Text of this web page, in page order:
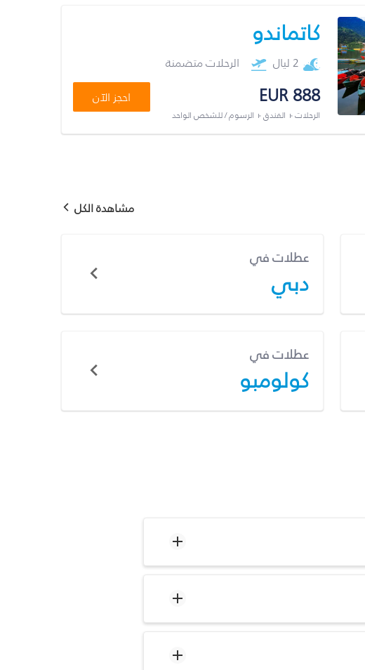
كاتماندو
2 ليال الرحلات متضمنة
EUR 888
الرحلات + الفندق + الرسوم / للشخص الواحد
احجز الآن
مشاهدة الكل
عطلات في
دبي
عطلات في
كولومبو